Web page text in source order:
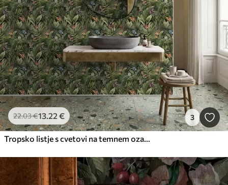
22.03€13.22 € 3
Tropsko listje s cvetovi na temnem ozadju